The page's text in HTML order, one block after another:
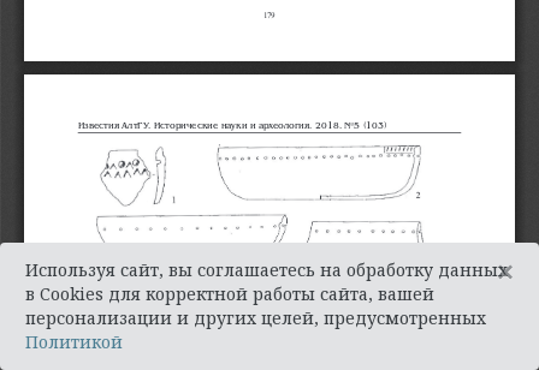
Используя сайт, вы соглашаетесь на обработку данных
в Cookies для корректной работы сайта, вашей
персонализации и других целей, предусмотренных
Политикой
×